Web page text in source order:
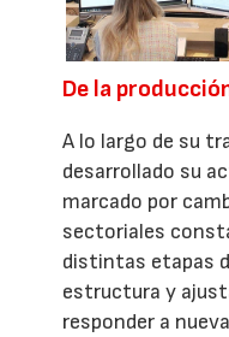
De la
A lo largo de su
desarrollado su
marcado por
sectoriales
distintas etapas
estructura y
responder a